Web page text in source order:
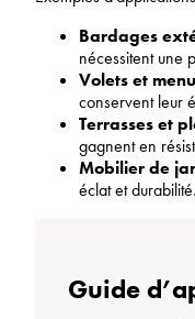
Bardages
nécessitent une
Volets et
conservent leur
Terrasses et
gagnent en
Mobilier de
éclat et durabilité.
Guide